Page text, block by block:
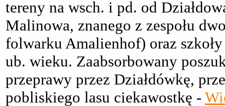
tereny na wsch. i pd. od
Malinowa, znanego z zespołu
folwarku Amalienhof) oraz
ub. wieku. Zaabsorbowany
przeprawy przez Działdówkę,
pobliskiego lasu ciekawostkę -